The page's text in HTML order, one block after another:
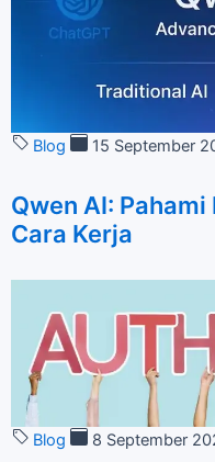
Blog 15 September
Qwen AI:
Cara Kerja
Blog 8 September